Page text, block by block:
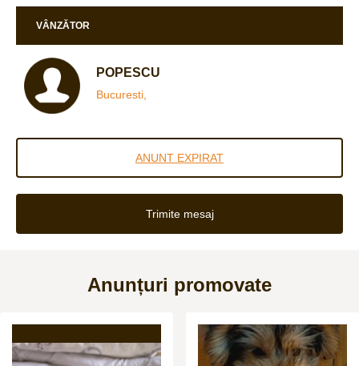
VÂNZĂTOR
POPESCU
Bucuresti,
ANUNT EXPIRAT
Trimite mesaj
Anunțuri promovate